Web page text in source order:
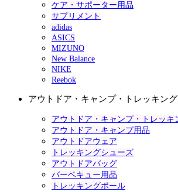
ケア・サポーター用品
サプリメント
adidas
ASICS
MIZUNO
New Balance
NIKE
Reebok
アウトドア・キャンプ・トレッキング
アウトドア・キャンプ・トレッキ
アウトドア・キャンプ用品
アウトドアウェア
トレッキングシューズ
アウトドアバッグ
バーベキュー用品
トレッキングポール